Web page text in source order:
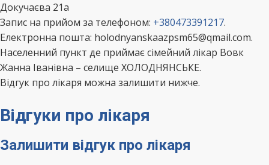
Докучаєва 21а
Запис на прийом за телефоном: +380473391217.
Електронна пошта: holodnyanskaazpsm65@qmail.com.
Населенний пункт де приймає сімейний лікар Вовк
Жанна Іванівна – селище ХОЛОДНЯНСЬКЕ.
Відгук про лікаря можна залишити нижче.
Відгуки про лікаря
Залишити відгук про лікаря